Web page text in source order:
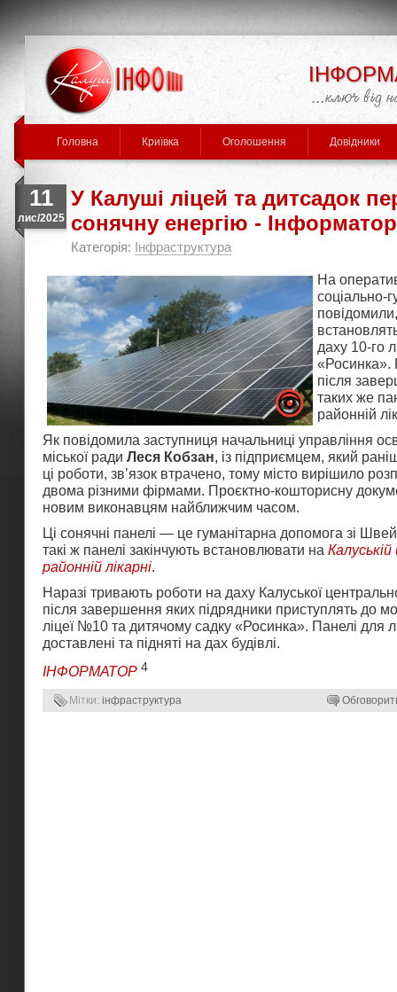
Головна Криївка Оголошення Довідники
11
лис/2025
У Калуші ліцей та дитсадок
сонячну енергію -
Категорія: Інфраструктура
На
соціально-
даху 10-го
«Росинка».
після
таких же
районній
Як повідомила заступниця начальниці управління
міської ради Леся Кобзан, із підприємцем, який
ці роботи, зв’язок втрачено, тому місто вирішило
двома різними фірмами. Проєктно-кошторисну
новим виконавцям найближчим часом.
Ці сонячні панелі — це гуманітарна допомога зі
такі ж панелі закінчують встановлювати на
районній лікарні.
Наразі тривають роботи на даху Калуської
після завершення яких підрядники приступлять до
ліцеї №10 та дитячому садку «Росинка». Панелі для
доставлені та підняті на дах будівлі.
ІНФОРМАТОР 4
Мітки: інфраструктура